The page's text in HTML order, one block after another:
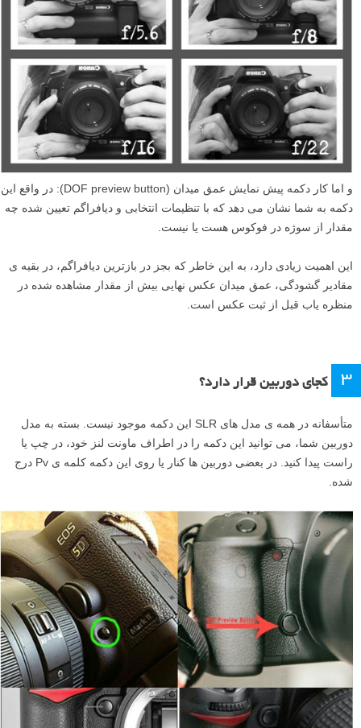
و اما کار دکمه پیش نمایش عمق میدان (DOF preview button): در واقع این
دکمه به شما نشان می دهد که با تنظیمات انتخابی و دیافراگم تعیین شده چه
مقدار از سوژه در فوکوس هست یا نیست.
این اهمیت زیادی دارد، به این خاطر که بجز در بازترین دیافراگم، در بقیه ی
مقادیر گشودگی، عمق میدان عکس نهایی بیش از مقدار مشاهده شده در
منظره یاب قبل از ثبت عکس است.
۳ کجای دوربین قرار دارد؟
متأسفانه در همه ی مدل های SLR این دکمه موجود نیست. بسته به مدل
دوربین شما، می توانید این دکمه را در اطراف ماونت لنز خود، در چپ یا
راست پیدا کنید. در بعضی دوربین ها کنار یا روی این دکمه کلمه ی Pv درج
شده.